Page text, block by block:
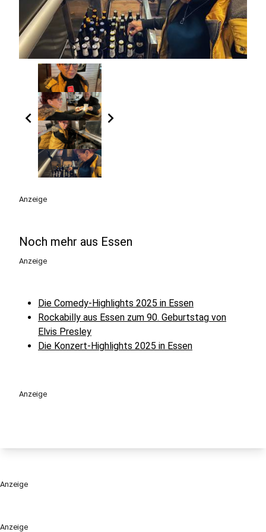
Anzeige
chevron_left chevron_right
Anzeige
Noch mehr aus Essen
Anzeige
Die Comedy-Highlights 2025 in Essen
Rockabilly aus Essen zum 90. Geburtstag von
Elvis Presley
Die Konzert-Highlights 2025 in Essen
Anzeige
Anzeige